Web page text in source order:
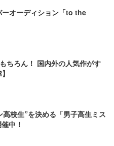
オーディション「to the
ちろん！ 国内外の人気作がす
高校生”を決める「男子高生ミス
中！